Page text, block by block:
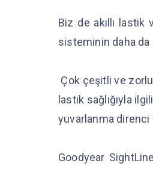
Biz de akıllı lastik
sisteminin daha da
Çok çeşitli ve
lastik sağlığıyla
yuvarlanma direnci
Goodyear